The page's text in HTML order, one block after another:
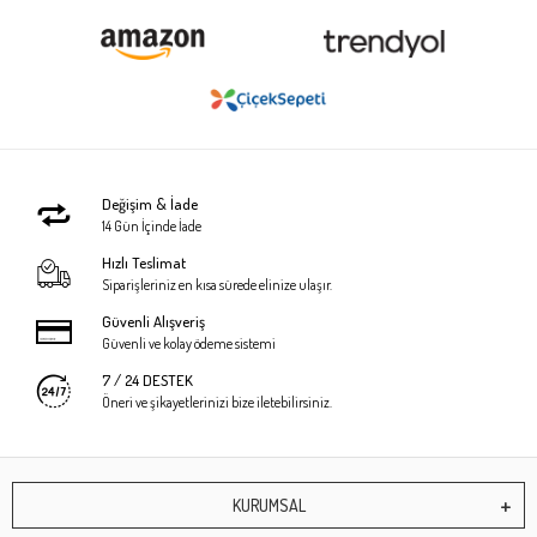
Değişim & İade
14 Gün İçinde İade
Hızlı Teslimat
Siparişleriniz en kısa sürede elinize ulaşır.
Güvenli Alışveriş
Güvenli ve kolay ödeme sistemi
7 / 24 DESTEK
Öneri ve şikayetlerinizi bize iletebilirsiniz.
KURUMSAL